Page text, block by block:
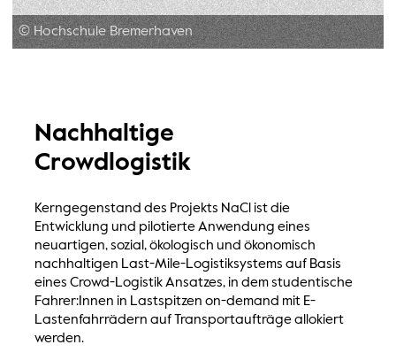
© Hochschule Bremerhaven
Nachhaltige
Crowdlogistik
Kerngegenstand des Projekts NaCl ist die
Entwicklung und pilotierte Anwendung eines
neuartigen, sozial, ökologisch und ökonomisch
nachhaltigen Last-Mile-Logistiksystems auf Basis
eines Crowd-Logistik Ansatzes, in dem studentische
Fahrer:Innen in Lastspitzen on-demand mit E-
Lastenfahrrädern auf Transportaufträge allokiert
werden.